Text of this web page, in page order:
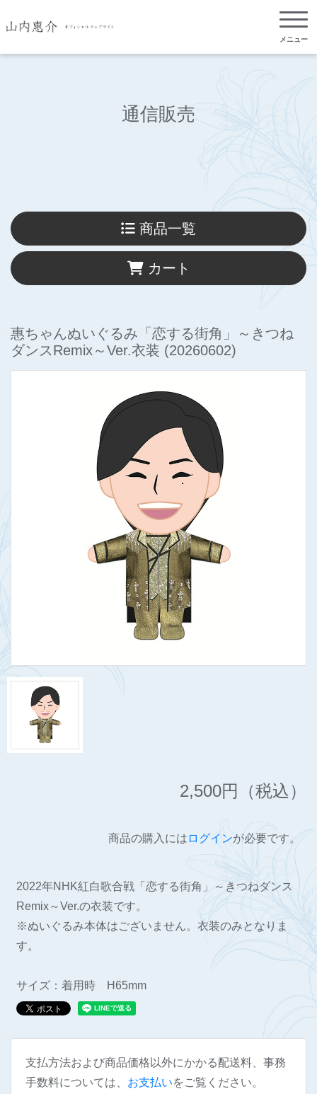
メニュー
通信販売
商品一覧
カート
惠ちゃんぬいぐるみ「恋する街角」～きつね
ダンスRemix～Ver.衣装 (20260602)
2,500円（税込）
商品の購入には ログインが必要です。
2022年NHK紅白歌合戦「恋する街角」～きつねダンス
Remix～Ver.の衣装です。
※ぬいぐるみ本体はございません。衣装のみとなりま
す。
サイズ：着用時 H65mm
支払方法および商品価格以外にかかる配送料、事務
手数料については、 お支払いをご覧ください。